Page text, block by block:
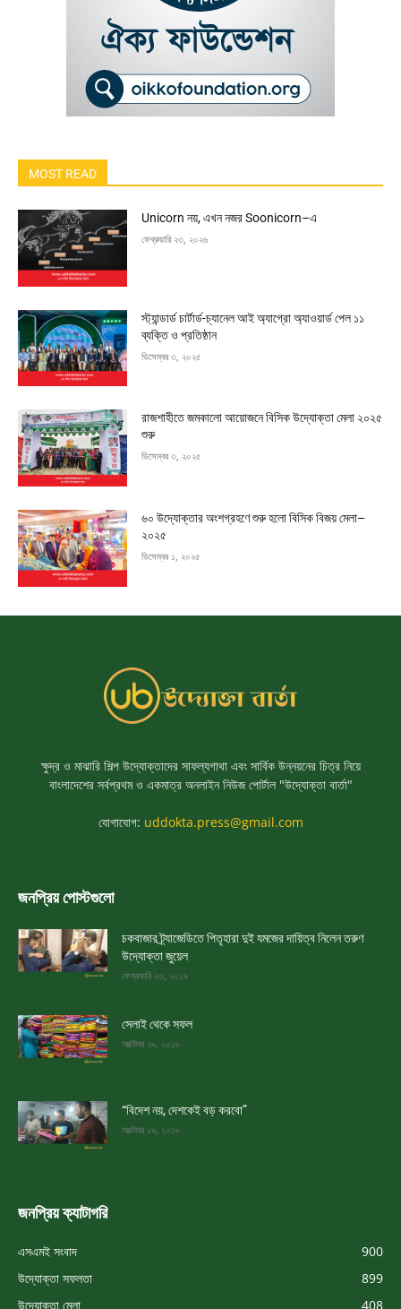
MOST READ
Unicorn নয়, এখন নজর Soonicorn–এ
ফেব্রুয়ারি ২৩, ২০২৬
স্ট্যান্ডার্ড চার্টার্ড-চ্যানেল আই অ্যাগ্রো অ্যাওয়ার্ড পেল ১১
ব্যক্তি ও প্রতিষ্ঠান
ডিসেম্বর ৩, ২০২৫
রাজশাহীতে জমকালো আয়োজনে বিসিক উদ্যোক্তা মেলা ২০২৫
শুরু
ডিসেম্বর ৩, ২০২৫
৬০ উদ্যোক্তার অংশগ্রহণে শুরু হলো বিসিক বিজয় মেলা–
২০২৫
ডিসেম্বর ১, ২০২৫
ক্ষুদ্র ও মাঝারি শিল্প উদ্যোক্তাদের সাফল্যগাথা এবং সার্বিক উন্নয়নের চিত্র নিয়ে
বাংলাদেশের সর্বপ্রথম ও একমাত্র অনলাইন নিউজ পোর্টাল "উদ্যোক্তা বার্তা"
যোগাযোগ: uddokta.press@gmail.com
জনপ্রিয় পোস্টগুলো
চকবাজার ট্র্যাজেডিতে পিতৃহারা দুই যমজের দায়িত্ব নিলেন তরুণ
উদ্যোক্তা জুয়েল
ফেব্রুয়ারি ২৩, ২০১৯
সেলাই থেকে সফল
অক্টোবর ২৯, ২০১৮
“বিদেশ নয়, দেশকেই বড় করবো”
অক্টোবর ১৯, ২০১৮
জনপ্রিয় ক্যাটাগরি
এসএমই সংবাদ
900
উদ্যোক্তা সফলতা
899
উদ্যোক্তা মেলা
408